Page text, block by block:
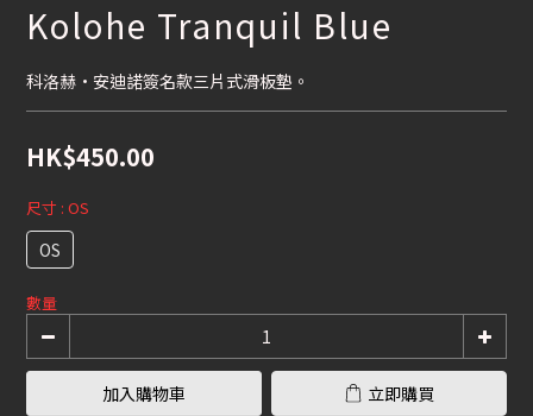
Kolohe Tranquil Blue
科洛赫·安迪諾簽名款三片式滑板墊。
HK$450.00
尺寸 : OS
OS
數量
加入購物車 立即購買